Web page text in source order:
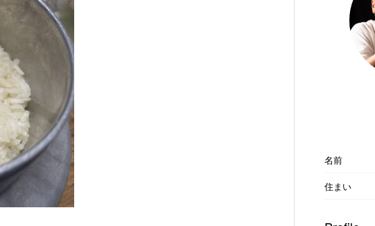
名前
住まい